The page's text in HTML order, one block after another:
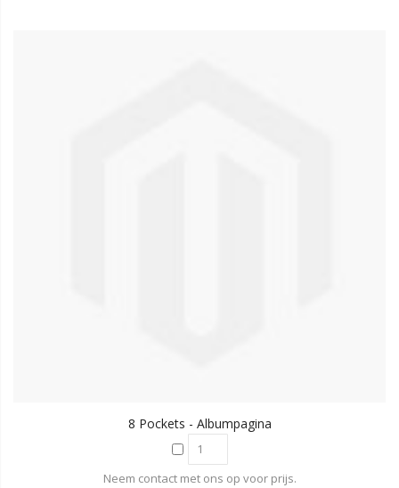
8 Pockets - Albumpagina
Neem contact met ons op voor prijs.